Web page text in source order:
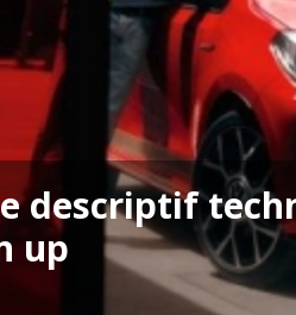
descriptif
up